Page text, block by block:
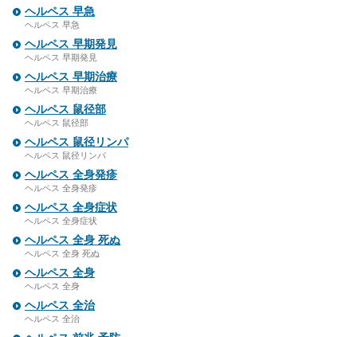
ヘルペス 早急
ヘルペス 早急
ヘルペス 早期発見
ヘルペス 早期発見
ヘルペス 早期治療
ヘルペス 早期治療
ヘルペス 鼠径部
ヘルペス 鼠径部
ヘルペス 鼠径リンパ
ヘルペス 鼠径リンパ
ヘルペス 全身発疹
ヘルペス 全身発疹
ヘルペス 全身症状
ヘルペス 全身症状
ヘルペス 全身 死ぬ
ヘルペス 全身 死ぬ
ヘルペス 全身
ヘルペス 全身
ヘルペス 全治
ヘルペス 全治